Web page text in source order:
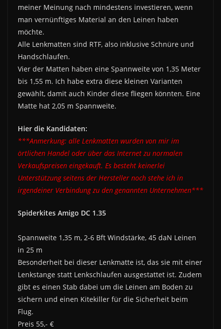
meiner Meinung nach mindestens investieren, wenn
man vernünftiges Material an den Leinen haben
möchte.
Alle Lenkmatten sind RTF, also inklusive Schnüre und
Handschlaufen.
Vier der Matten haben eine Spannweite von 1,35 Meter
bis 1,55 m. Ich habe extra diese kleinen Varianten
gewählt, damit auch Kinder diese fliegen könnten. Eine
Matte hat 2,05 m Spannweite.
Hier die Kandidaten:
***Anmerkung: alle Lenkmatten wurden von mir im
örtlichen Handel oder über das Internet zu normalen
Verkaufspreisen eingekauft. Es besteht keinerlei
Unterstützung seitens der Hersteller noch stehe ich in
irgendeiner Verbindung zu den genannten Unternehmen***
Spiderkites Amigo DC 1.35
Spannweite 1,35 m, 2-6 Bft Windstärke, 45 daN Leinen
in 25 m
Besonderheit bei dieser Lenkmatte ist, das sie mit einer
Lenkstange statt Lenkschlaufen ausgestattet ist. Zudem
gibt es einen Stab dabei um die Leinen am Boden zu
sichern und einen Kitekiller für die Sicherheit beim
Flug.
Preis 55,- €